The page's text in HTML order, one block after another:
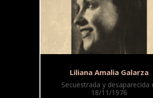
Liliana Amalia Galarza
Secuestrada y desaparecida
18/11/1976